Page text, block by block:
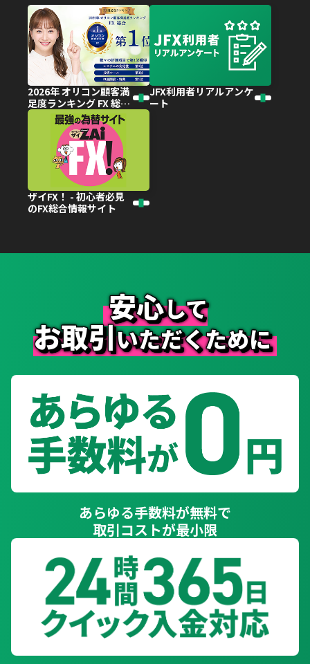
2026年 オリコン顧客満
足度ランキング FX 総合
第１位獲得
JFX利用者リアルアンケ
ート
ザイFX！ - 初心者必見
のFX総合情報サイト
安心して
お取引いただくために
あらゆる手数料が無料で
取引コストが最小限